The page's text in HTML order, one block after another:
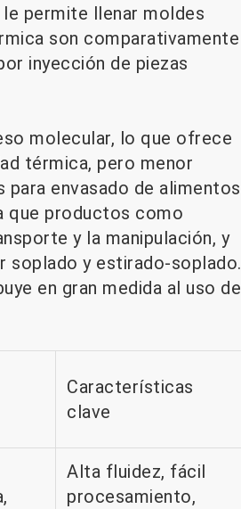
permite llenar moldes
son comparativamente
inyección de piezas
molecular, lo que ofrece
térmica, pero menor
envasado de alimentos
que productos como
y la manipulación, y
soplado y estirado-soplado.
en gran medida al uso de
Características
clave
Alta fluidez, fácil
procesamiento,